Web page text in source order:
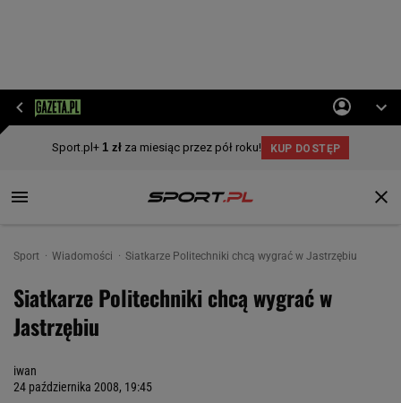
Sport Wiadomości Siatkarze Politechniki chcą wygrać w Jastrzębiu
Siatkarze Politechniki chcą wygrać w
Jastrzębiu
iwan
24 października 2008, 19:45